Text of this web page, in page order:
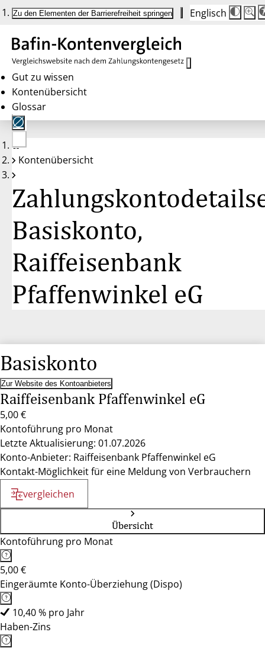
Zu den Elementen der Barrierefreiheit springen Englisch
Die
auf
100
100
Gut zu wissen
Kontenübersicht
Glossar
Keine
Konten
Kontenübersicht
Basiskonto,
Raiffeisenbank
Pfaffenwinkel eG
Basiskonto
Zur Website des Kontoanbieters
Raiffeisenbank Pfaffenwinkel eG
5,00 €
Kontoführung pro Monat
Letzte Aktualisierung: 01.07.2026
Konto-Anbieter: Raiffeisenbank Pfaffenwinkel eG
Kontakt-Möglichkeit für eine Meldung von Verbrauchern
vergleichen
Übersicht
Kontoführung pro Monat
5,00 €
Eingeräumte Konto-Überziehung (Dispo)
10,40 % pro Jahr
Haben-Zins